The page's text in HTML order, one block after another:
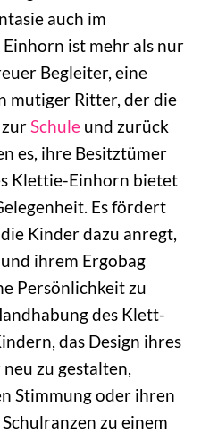
auch im
ist mehr als nur
Begleiter, eine
mutiger Ritter, der die
Schule und zurück
es, ihre Besitztümer
Klettie-Einhorn bietet
Es fördert
Kinder dazu anregt,
ihrem Ergobag
Persönlichkeit zu
des Klett-
das Design ihres
zu gestalten,
Stimmung oder ihren
zu einem